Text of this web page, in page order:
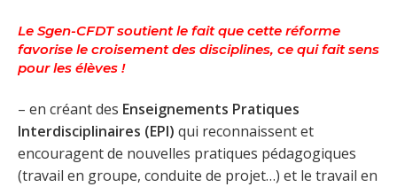
Le Sgen-CFDT soutient le fait que cette réforme
favorise le croisement des disciplines, ce qui fait sens
pour les élèves !
– en créant des Enseignements Pratiques
Interdisciplinaires (EPI) qui reconnaissent et
encouragent de nouvelles pratiques pédagogiques
(travail en groupe, conduite de projet…) et le travail en